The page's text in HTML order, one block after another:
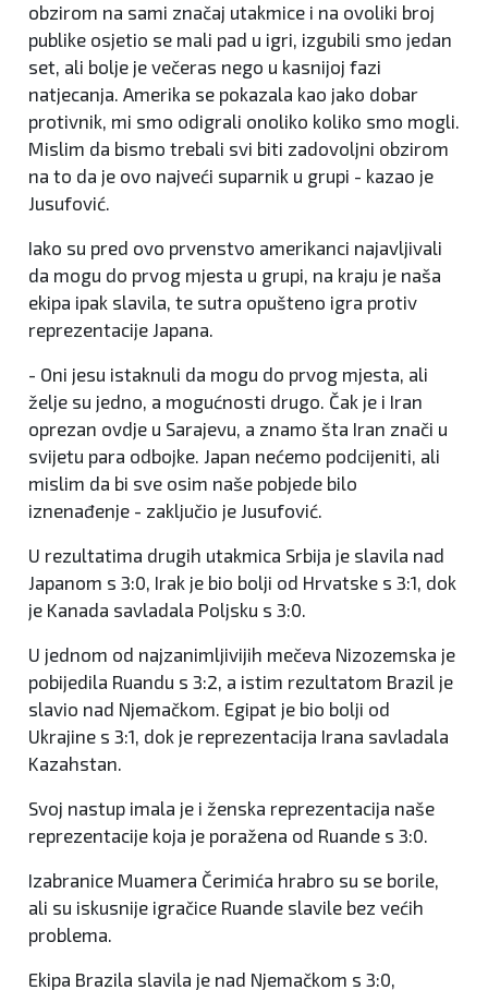
obzirom na sami značaj utakmice i na ovoliki broj
publike osjetio se mali pad u igri, izgubili smo jedan
set, ali bolje je večeras nego u kasnijoj fazi
natjecanja. Amerika se pokazala kao jako dobar
protivnik, mi smo odigrali onoliko koliko smo mogli.
Mislim da bismo trebali svi biti zadovoljni obzirom
na to da je ovo najveći suparnik u grupi - kazao je
Jusufović.
Iako su pred ovo prvenstvo amerikanci najavljivali
da mogu do prvog mjesta u grupi, na kraju je naša
ekipa ipak slavila, te sutra opušteno igra protiv
reprezentacije Japana.
- Oni jesu istaknuli da mogu do prvog mjesta, ali
želje su jedno, a mogućnosti drugo. Čak je i Iran
oprezan ovdje u Sarajevu, a znamo šta Iran znači u
svijetu para odbojke. Japan nećemo podcijeniti, ali
mislim da bi sve osim naše pobjede bilo
iznenađenje - zaključio je Jusufović.
U rezultatima drugih utakmica Srbija je slavila nad
Japanom s 3:0, Irak je bio bolji od Hrvatske s 3:1, dok
je Kanada savladala Poljsku s 3:0.
U jednom od najzanimljivijih mečeva Nizozemska je
pobijedila Ruandu s 3:2, a istim rezultatom Brazil je
slavio nad Njemačkom. Egipat je bio bolji od
Ukrajine s 3:1, dok je reprezentacija Irana savladala
Kazahstan.
Svoj nastup imala je i ženska reprezentacija naše
reprezentacije koja je poražena od Ruande s 3:0.
Izabranice Muamera Čerimića hrabro su se borile,
ali su iskusnije igračice Ruande slavile bez većih
problema.
Ekipa Brazila slavila je nad Njemačkom s 3:0,